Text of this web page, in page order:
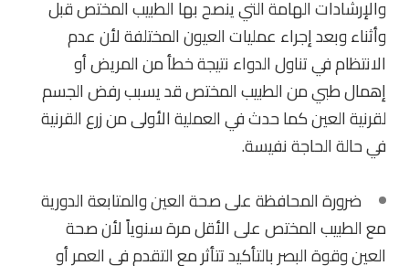
والإرشادات الهامة التي ينصح بها الطبيب المختص قبل
وأثناء وبعد إجراء عمليات العيون المختلفة لأن عدم
الانتظام في تناول الدواء نتيجة خطأ من المريض أو
إهمال طبي من الطبيب المختص قد يسبب رفض الجسم
لقرنية العين كما حدث في العملية الأولى من زرع القرنية
في حالة الحاجة نفيسة.
ضرورة المحافظة على صحة العين والمتابعة الدورية
مع الطبيب المختص على الأقل مرة سنوياً لأن صحة
العين وقوة البصر بالتأكيد تتأثر مع التقدم في العمر أو